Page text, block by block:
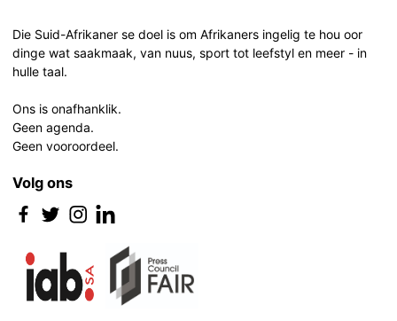
Die Suid-Afrikaner se doel is om Afrikaners ingelig te hou oor
dinge wat saakmaak, van nuus, sport tot leefstyl en meer - in
hulle taal.
Ons is onafhanklik.
Geen agenda.
Geen vooroordeel.
Volg ons